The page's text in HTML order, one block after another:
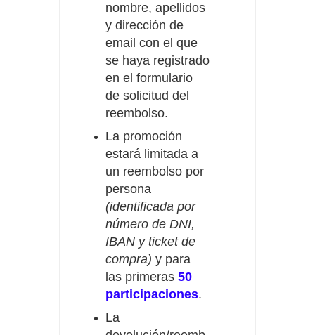
nombre, apellidos
y dirección de
email con el que
se haya registrado
en el formulario
de solicitud del
reembolso.
La promoción
estará limitada a
un reembolso por
persona
(identificada por
número de DNI,
IBAN y ticket de
compra) y para
las primeras 50
participaciones.
La